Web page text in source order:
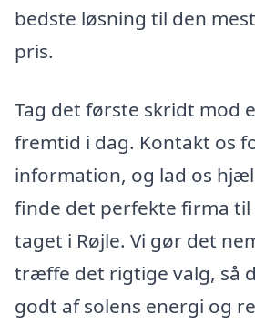
bedste løsning til den
pris.
Tag det første skridt mod
fremtid i dag. Kontakt os
information, og lad os
finde det perfekte firma til
taget i Røjle. Vi gør det
træffe det rigtige valg, så
godt af solens energi og